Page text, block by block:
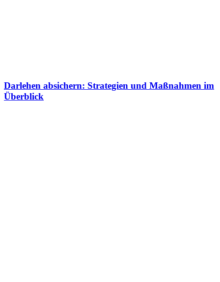
Darlehen absichern: Strategien und Maßnahmen im
Überblick